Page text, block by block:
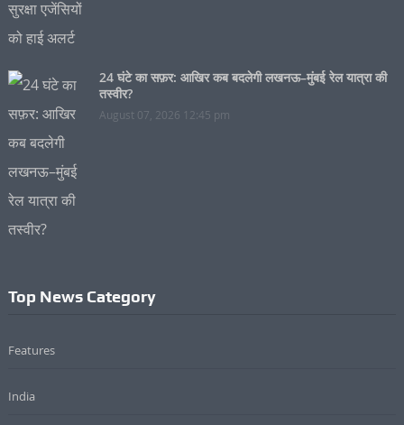
24 घंटे का सफ़र: आखिर कब बदलेगी लखनऊ–मुंबई रेल यात्रा की
तस्वीर?
August 07, 2026 12:45 pm
Top News Category
Features
India